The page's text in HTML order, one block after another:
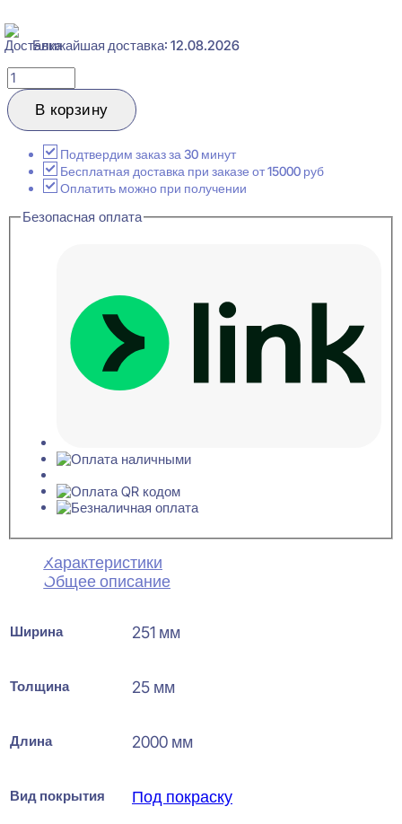
Ближайшая доставка: 12.08.2026
Количество
товара
Evroplast
6.59.802
стеновая
25x251x2000
В корзину
Подтвердим заказ за 30 минут
Бесплатная доставка при заказе от 15000 руб
Оплатить можно при получении
Безопасная оплата
Характеристики
Общее описание
Ширина 251 мм
Толщина 25 мм
Длина 2000 мм
Вид покрытия Под покраску